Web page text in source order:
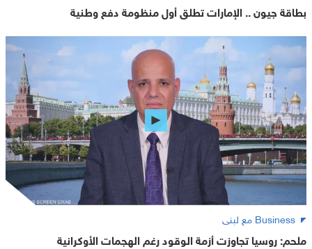
بطاقة جيون .. الإمارات تطلق أول منظومة دفع وطنية
Business مع لبنى
ملحم: روسيا تجاوزت أزمة الوقود رغم الهجمات الأوكرانية